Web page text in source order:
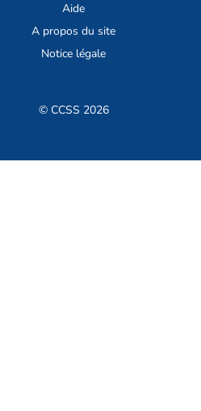
Aide
A propos du site
Notice légale
© CCSS 2026